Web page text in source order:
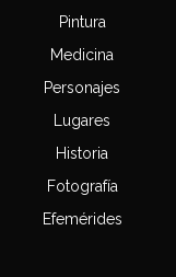
Pintura
Medicina
Personajes
Lugares
Historia
Fotografía
Efemérides